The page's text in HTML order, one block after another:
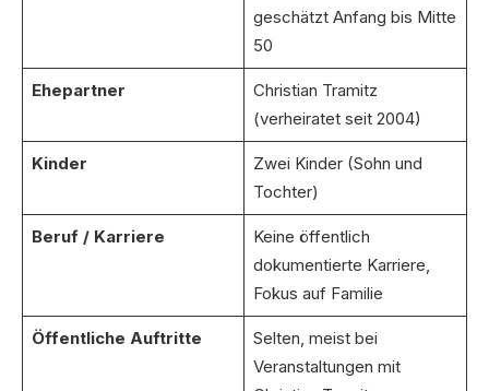
geschätzt Anfang bis Mitte
50
Ehepartner
Christian Tramitz
(verheiratet seit 2004)
Kinder
Zwei Kinder (Sohn und
Tochter)
Beruf / Karriere
Keine öffentlich
dokumentierte Karriere,
Fokus auf Familie
Öffentliche Auftritte
Selten, meist bei
Veranstaltungen mit